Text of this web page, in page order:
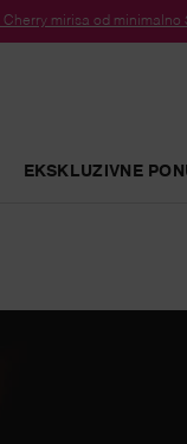
Cherry mirisa od minimalno
EKSKLUZIVNE